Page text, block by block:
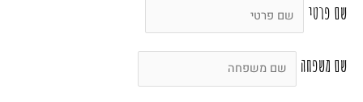
שם פרטי
שם משפחה